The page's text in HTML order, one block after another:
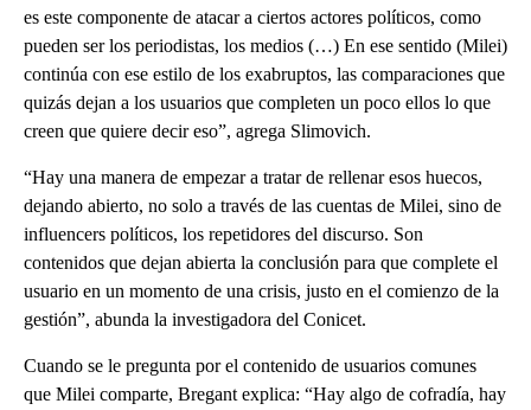
es este componente de atacar a ciertos actores políticos, como
pueden ser los periodistas, los medios (…) En ese sentido (Milei)
continúa con ese estilo de los exabruptos, las comparaciones que
quizás dejan a los usuarios que completen un poco ellos lo que
creen que quiere decir eso”, agrega Slimovich.
“Hay una manera de empezar a tratar de rellenar esos huecos,
dejando abierto, no solo a través de las cuentas de Milei, sino de
influencers políticos, los repetidores del discurso. Son
contenidos que dejan abierta la conclusión para que complete el
usuario en un momento de una crisis, justo en el comienzo de la
gestión”, abunda la investigadora del Conicet.
Cuando se le pregunta por el contenido de usuarios comunes
que Milei comparte, Bregant explica: “Hay algo de cofradía, hay